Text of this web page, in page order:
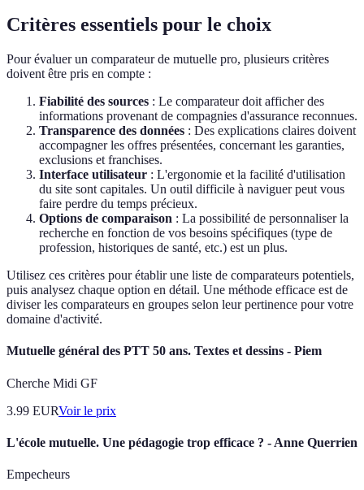
Critères essentiels pour le choix
Pour évaluer un comparateur de mutuelle pro, plusieurs critères
doivent être pris en compte :
Fiabilité des sources : Le comparateur doit afficher des
informations provenant de compagnies d'assurance reconnues.
Transparence des données : Des explications claires doivent
accompagner les offres présentées, concernant les garanties,
exclusions et franchises.
Interface utilisateur : L'ergonomie et la facilité d'utilisation
du site sont capitales. Un outil difficile à naviguer peut vous
faire perdre du temps précieux.
Options de comparaison : La possibilité de personnaliser la
recherche en fonction de vos besoins spécifiques (type de
profession, historiques de santé, etc.) est un plus.
Utilisez ces critères pour établir une liste de comparateurs potentiels,
puis analysez chaque option en détail. Une méthode efficace est de
diviser les comparateurs en groupes selon leur pertinence pour votre
domaine d'activité.
Mutuelle général des PTT 50 ans. Textes et dessins - Piem
Cherche Midi GF
3.99 EURVoir le prix
L'école mutuelle. Une pédagogie trop efficace ? - Anne Querrien
Empecheurs